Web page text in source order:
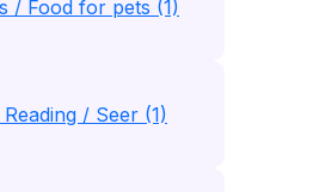
/ Food for pets (1)
/ Seer (1)